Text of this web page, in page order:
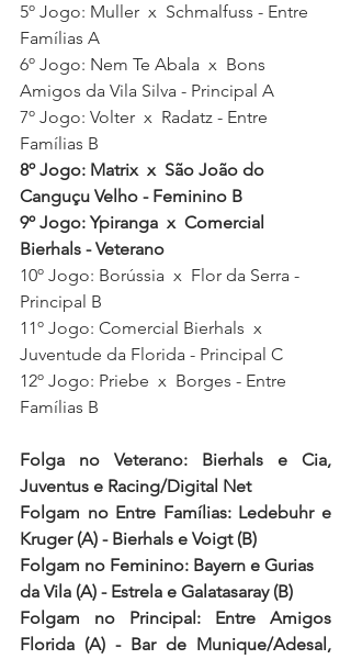
5º Jogo: Muller  x  Schmalfuss - Entre
Famílias A
6º Jogo: Nem Te Abala  x  Bons
Amigos da Vila Silva - Principal A
7º Jogo: Volter  x  Radatz - Entre
Famílias B
8º Jogo: Matrix  x  São João do
Canguçu Velho - Feminino B
9º Jogo: Ypiranga  x  Comercial
Bierhals - Veterano
10º Jogo: Borússia  x  Flor da Serra -
Principal B
11º Jogo: Comercial Bierhals  x
Juventude da Florida - Principal C
12º Jogo: Priebe  x  Borges - Entre
Famílias B
Folga no Veterano: Bierhals e Cia,
Juventus e Racing/Digital Net
Folgam no Entre Famílias: Ledebuhr e
Kruger (A) - Bierhals e Voigt (B)
Folgam no Feminino: Bayern e Gurias
da Vila (A) - Estrela e Galatasaray (B)
Folgam no Principal: Entre Amigos